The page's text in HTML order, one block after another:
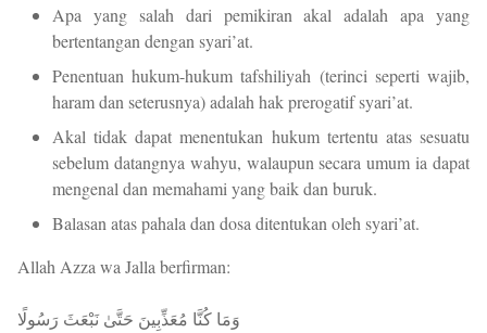
Apa yang salah dari pemikiran akal adalah apa yang
bertentangan dengan syari’at.
Penentuan hukum-hukum tafshiliyah (terinci seperti wajib,
haram dan seterusnya) adalah hak prerogatif syari’at.
Akal tidak dapat menentukan hukum tertentu atas sesuatu
sebelum datangnya wahyu, walaupun secara umum ia dapat
mengenal dan memahami yang baik dan buruk.
Balasan atas pahala dan dosa ditentukan oleh syari’at.
Allah Azza wa Jalla berfirman:
وَمَا كُنَّا مُعَذِّبِينَ حَتَّىٰ نَبْعَثَ رَسُولًا